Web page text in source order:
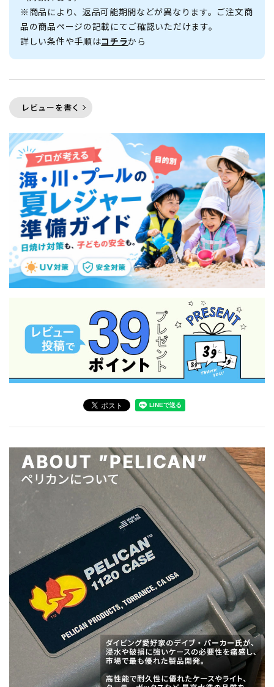
※商品により、返品可能期間などが異なります。ご注文商
品の商品ページの記載にてご確認いただけます。
詳しい条件や手順はコチラから
レビューを書く